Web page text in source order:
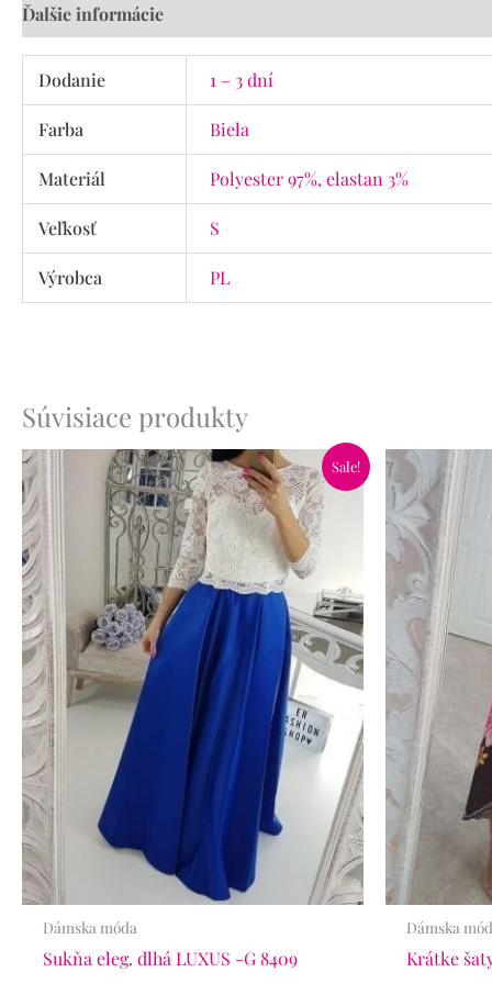
Ďalšie informácie
Dodanie 1 – 3 dní
Farba Biela
Materiál Polyester 97%, elastan 3%
Veľkosť S
Výrobca PL
Súvisiace produkty
Sale!
Dámska móda
Sukňa eleg. dlhá LUXUS -G 8409
Pôvodná
cena
bola:
65.90€.
Aktuálna
cena
je:
46.90€.
Dámska
Krátke
cena
bola:
41.90€.